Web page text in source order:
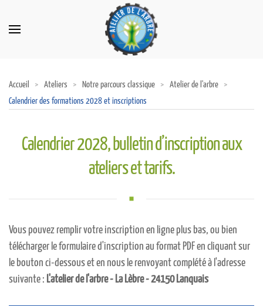
Accueil Ateliers Notre parcours classique
Atelier de l'arbre
Calendrier des formations 2028 et inscriptions
Calendrier 2028, bulletin d’inscription aux
ateliers et tarifs.
Vous pouvez remplir votre inscription en ligne plus bas, ou bien
télécharger le formulaire d'inscription au format PDF en cliquant sur
le bouton ci-dessous et en nous le renvoyant complété à l'adresse
suivante : L'atelier de l'arbre - La Lèbre - 24150 Lanquais